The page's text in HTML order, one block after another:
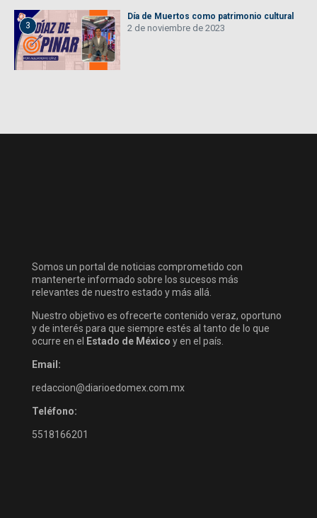
3
Día de Muertos como patrimonio cultural
2 de noviembre de 2023
Somos un portal de noticias comprometido con
mantenerte informado sobre los sucesos más
relevantes de nuestro estado y más allá.
Nuestro objetivo es ofrecerte contenido veraz, oportuno
y de interés para que siempre estés al tanto de lo que
ocurre en el
Estado de México y en el país.
Email:
redaccion@diarioedomex.com.mx
Teléfono:
5518166201